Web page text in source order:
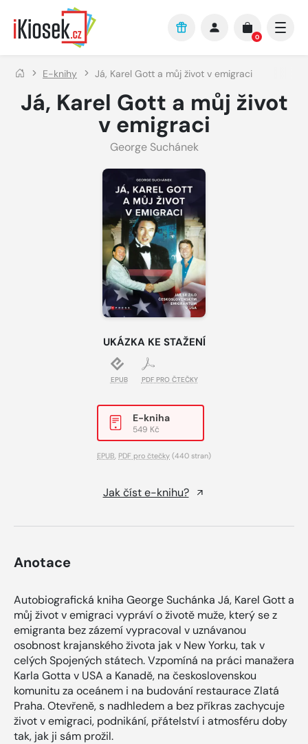
Přejít na hlavní obsah
0
E-knihy Já, Karel Gott a můj život v emigraci
Já, Karel Gott a můj život
v emigraci
George Suchánek
UKÁZKA KE STAŽENÍ
EPUB PDF PRO ČTEČKY
E-kniha
549 Kč
EPUB PDF pro čtečky (440 stran)
Jak číst e-knihu?
Anotace
Autobiografická kniha George Suchánka Já, Karel Gott a
můj život v emigraci vypráví o životě muže, který se z
emigranta bez zázemí vypracoval v uznávanou
osobnost krajanského života jak v New Yorku, tak v
celých Spojených státech. Vzpomíná na práci manažera
Karla Gotta v USA a Kanadě, na československou
komunitu za oceánem i na budování restaurace Zlatá
Praha. Otevřeně, s nadhledem a bez příkras zachycuje
život v emigraci, podnikání, přátelství i atmosféru doby
tak, jak ji sám prožil.